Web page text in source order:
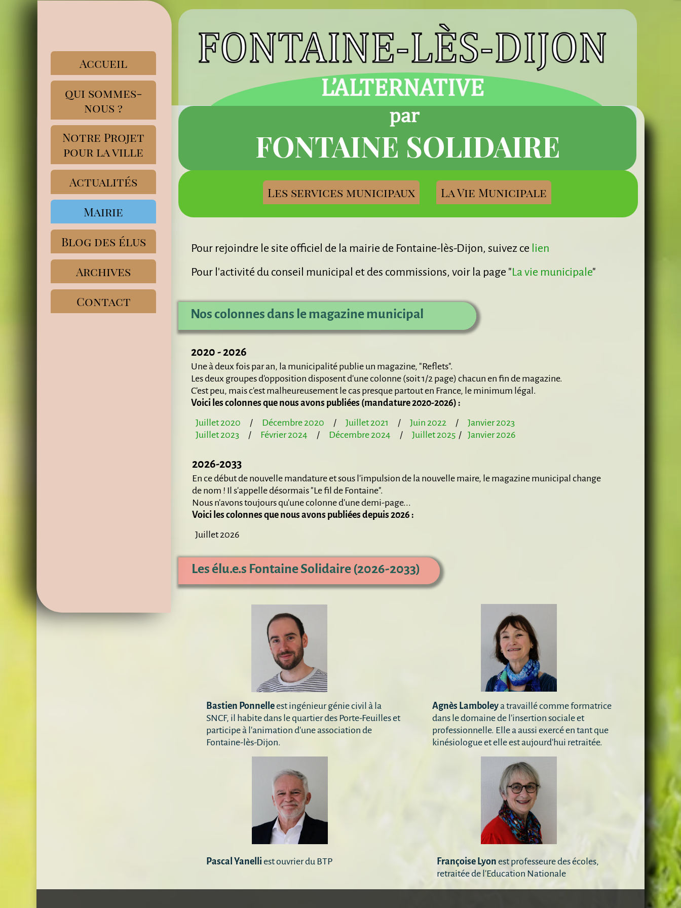
FONTAINE SOLIDAIRE
Accueil
qui sommes-
nous ?
Notre Projet
pour la ville
Actualités
Mairie
Blog des élus
Archives
Contact
Les services municipaux La Vie Municipale
Pour rejoindre le site officiel de la mairie de Fontaine-lès-Dijon, suivez ce lien
Pour l'activité du conseil municipal et des commissions, voir la page "La vie municipale"
Nos colonnes dans le magazine municipal
2020 - 2026
Une à deux fois par an, la municipalité publie un magazine, "Reflets".
Les deux groupes d'opposition disposent d'une colonne (soit 1/2 page) chacun en fin de magazine.
C'est peu, mais c'est malheureusement le cas presque partout en France, le minimum légal.
Voici les colonnes que nous avons publiées (mandature 2020-2026) :
Juillet 2020 / Décembre 2020 / Juillet 2021 / Juin 2022 /
Janvier 2023
Juillet 2023 / Février 2024 / Décembre 2024 / Juillet 2025 / Janvier 2026
2026-2033
En ce début de nouvelle mandature et sous l'impulsion de la nouvelle maire, le magazine municipal change
de nom ! Il s'appelle désormais "Le fil de Fontaine".
Nous n'avons toujours qu'une colonne d'une demi-page...
Voici les colonnes que nous avons publiées depuis 2026 :
Juillet 2026
Les élu.e.s Fontaine Solidaire (2026-2033)
Bastien Ponnelleest ingénieur génie civil à la
SNCF, il habite dans le quartier des Porte-Feuilles et
participe à l'animation d'une association de
Fontaine-lès-Dijon.
Agnès Lamboleya travaillé comme formatrice
dans le domaine de l'insertion sociale et
professionnelle. Elle a aussi exercé en tant que
kinésiologue et elle est aujourd'hui retraitée.
Françoise Lyon est professeure des écoles,
retraitée de l'Education Nationale
Pascal Yanelli est ouvrier du BTP